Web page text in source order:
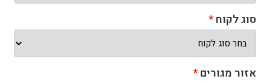
סוג לקוח*
אזור מגורים*